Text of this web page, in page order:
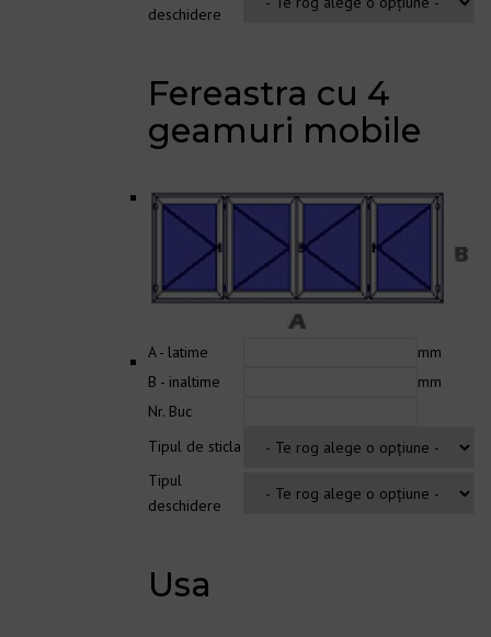
deschidere
Fereastra cu 4
geamuri mobile
A - latime
mm
B - inaltime
mm
Nr. Buc
Tipul de sticla
Tipul
deschidere
Usa